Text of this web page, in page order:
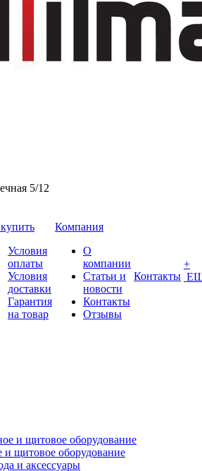
5/12
Условия
оплаты
Условия
доставки
Гарантия
на товар
Компания
О
компании
Статьи и
новости
Контакты
Отзывы
Контакты
+
и щитовое оборудование